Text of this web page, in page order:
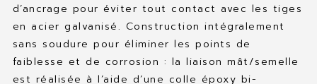
d’ancrage pour éviter tout contact avec les tiges
en acier galvanisé. Construction intégralement
sans soudure pour éliminer les points de
faiblesse et de corrosion : la liaison mât/semelle
est réalisée à l’aide d’une colle époxy bi-